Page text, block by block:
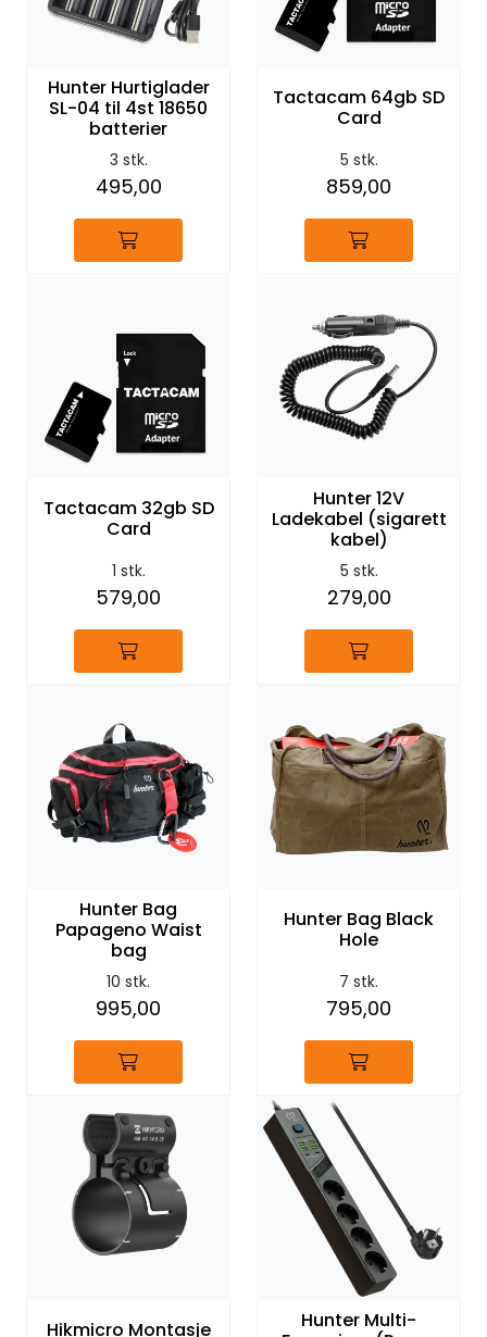
Hunter Hurtiglader
SL-04 til 4st 18650
batterier
3 stk.
495,00
Tactacam 64gb SD
Card
5 stk.
859,00
Tactacam 32gb SD
Card
1 stk.
579,00
Hunter 12V
Ladekabel (sigarett
kabel)
5 stk.
279,00
Hunter Bag
Papageno Waist
bag
10 stk.
995,00
Hunter Bag Black
Hole
7 stk.
795,00
Hikmicro Montasje
Hunter Multi-